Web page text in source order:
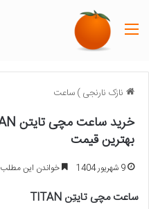
نازک نارنجی)ساعت
بهترین قیمت
9 شهریور 1404 خواندن این مطلب 13 دقیقه زمان میبرد
ساعت مچی تایتِن TITAN